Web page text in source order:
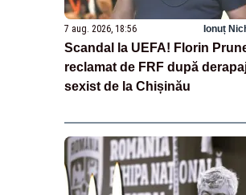
7 aug. 2026, 18:56 Ionuț
Scandal la UEFA! Florin
reclamat de FRF după
sexist de la Chișinău